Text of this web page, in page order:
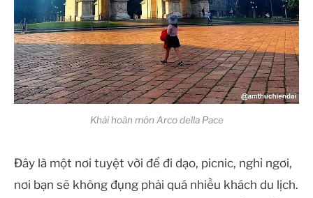
Khải hoàn môn Arco della Pace
Đây là một nơi tuyệt vời để đi dạo, picnic, nghỉ ngơi,
nơi bạn sẽ không đụng phải quá nhiều khách du lịch.